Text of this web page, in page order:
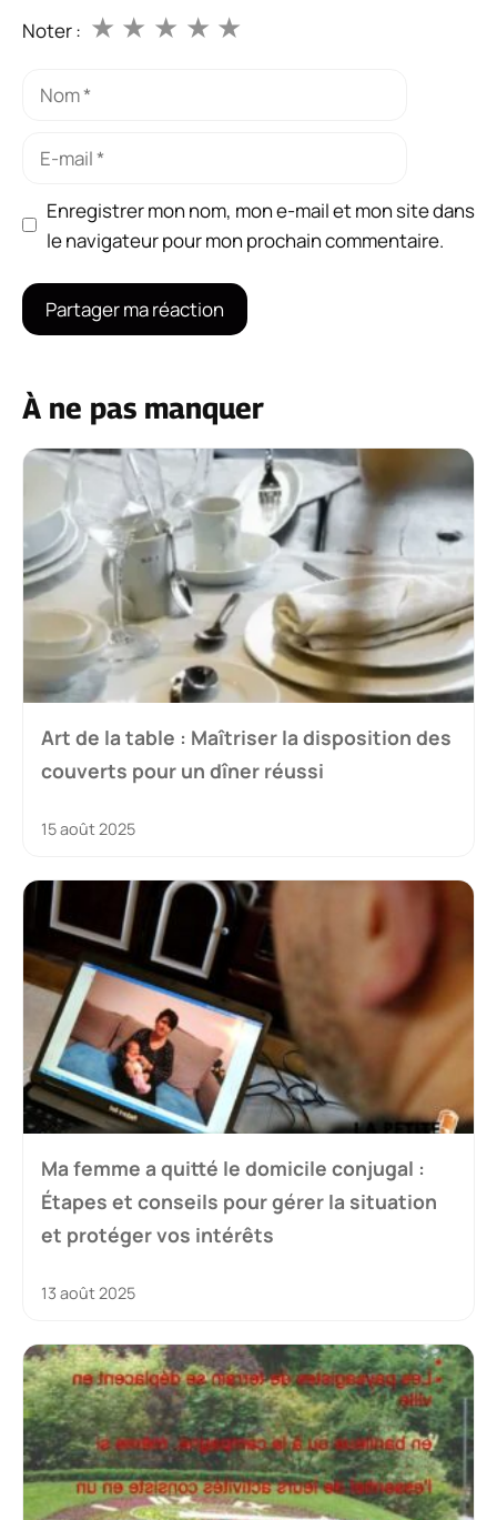
Noter : ★
★
★
★
★
Nom
Enregistrer mon nom, mon e-mail et mon site dans
le navigateur pour mon prochain commentaire.
À ne pas manquer
Art de la table : Maîtriser la disposition des
couverts pour un dîner réussi
15 août 2025
Ma femme a quitté le domicile conjugal :
Étapes et conseils pour gérer la situation
et protéger vos intérêts
13 août 2025